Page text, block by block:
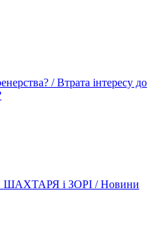
/ Втрата інтересу до
ШАХТАРЯ і ЗОРІ / Новини